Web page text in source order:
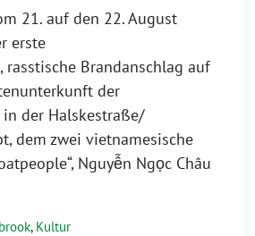
21. auf den 22. August
erste
Brandanschlag auf
der
der Halskestraße/
dem zwei vietnamesische
Nguyễn Ngọc Châu
, Kultur